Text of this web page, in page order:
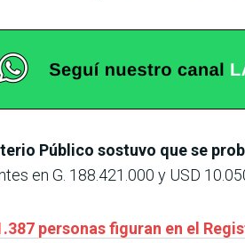
Público sostuvo que se
en G. 188.421.000 y USD
personas figuran en el